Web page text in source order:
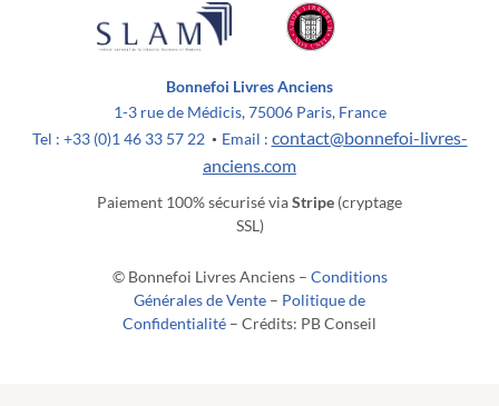
Bonnefoi Livres Anciens
1-3 rue de Médicis, 75006 Paris, France
Tel : +33 (0)1 46 33 57 22 • Email : contact@bonnefoi-livres-
anciens.com
Paiement 100% sécurisé viaStripe (cryptage
SSL)
© Bonnefoi Livres Anciens – Conditions
Générales de Vente – Politique de
Confidentialité – Crédits: PB Conseil